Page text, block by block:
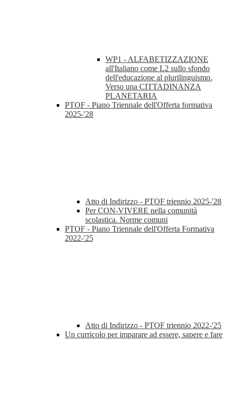
WP1 - ALFABETIZZAZIONE
all'Italiano come L2 sullo sfondo
dell'educazione al plurilinguismo.
Verso una CITTADINANZA
PLANETARIA
PTOF - Piano Triennale dell'Offerta formativa
2025-'28
Atto di Indirizzo - PTOF triennio 2025-'28
Per CON-VIVERE nella comunità
scolastica. Norme comuni
PTOF - Piano Triennale dell'Offerta Formativa
2022-'25
Atto di Indirizzo - PTOF triennio 2022-'25
Un curricolo per imparare ad essere, sapere e fare